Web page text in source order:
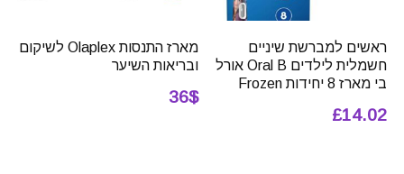
ראשים למברשת שיניים
חשמלית לילדים Oral B אורל
בי מארז 8 יחידות Frozen
£14.02
מארז התנסות Olaplex לשיקום
ובריאות השיער
36$